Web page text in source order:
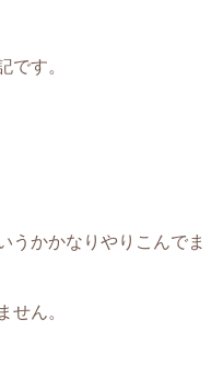
す。
うかかなりやりこんでま
ん。